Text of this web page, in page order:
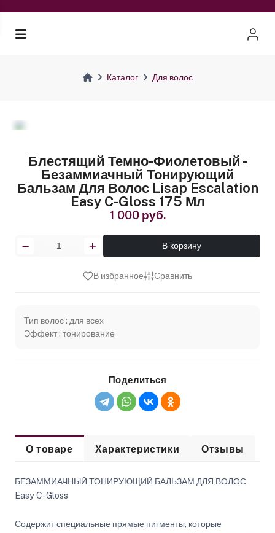
Каталог Для волос
Блестящий Темно-Фиолетовый -
Безаммиачный Тонирующий
Бальзам Для Волос Lisap Escalation
Easy C-Gloss 175 Мл
1 000 руб.
В корзину
В избранное Сравнить
Тип волос : для всех
Эффект : тонирование
Поделиться
О товаре Характеристики Отзывы
БЕЗАММИАЧНЫЙ ТОНИРУЮЩИЙ БАЛЬЗАМ ДЛЯ ВОЛОС
Easy C-Gloss
Содержит специальные прямые пигменты, которые